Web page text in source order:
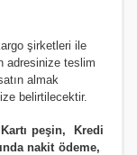
şirketleri ile
adresinize teslim
almak
belirtilecektir.
peşin,
Kredi
nakit ödeme,